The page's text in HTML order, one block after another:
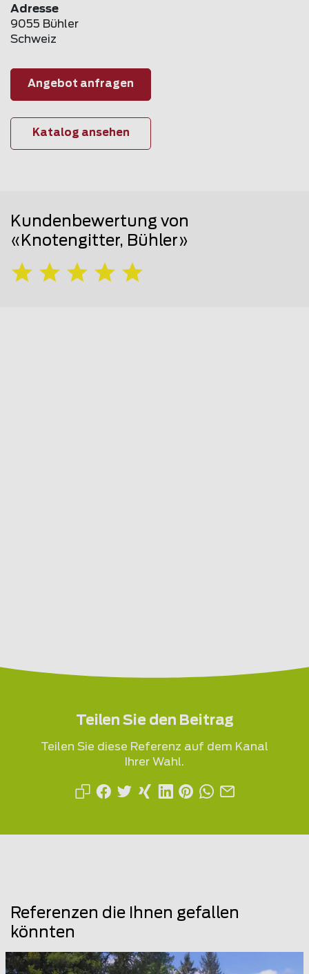
Adresse
9055 Bühler
Schweiz
Angebot anfragen
Katalog ansehen
Kundenbewertung von
«Knotengitter, Bühler»
Teilen Sie den Beitrag
Teilen Sie diese Referenz auf dem Kanal
Ihrer Wahl.
Referenzen die Ihnen gefallen
könnten